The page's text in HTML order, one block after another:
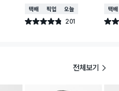
택배배송매장픽업오늘배송
별점 4.8점 201
건 작성
택배
별점
전체보기